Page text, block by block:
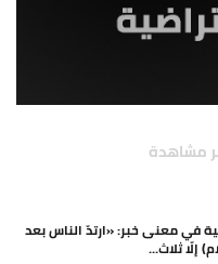
مشاهدة
في معنى خبر: «ارتدّ الناس بعد
إلّا ثلاث...